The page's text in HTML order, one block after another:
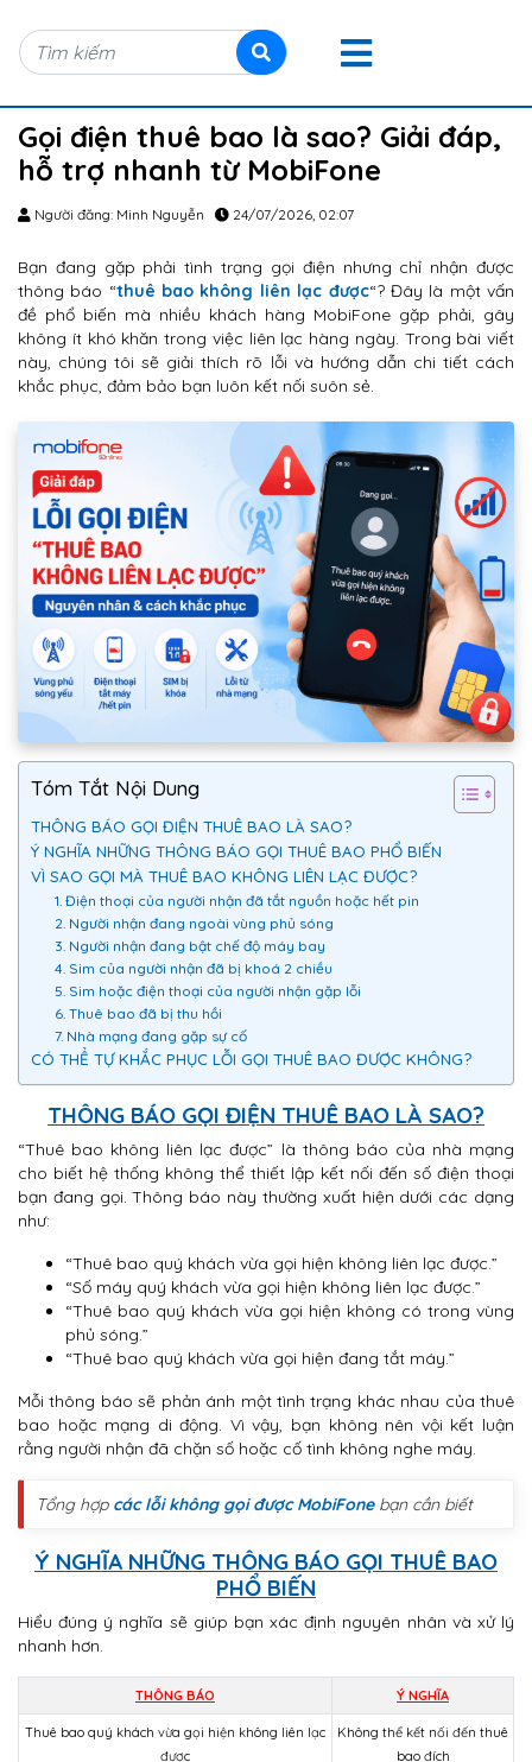
Gọi điện thuê bao là sao? Giải đáp,
hỗ trợ nhanh từ MobiFone
Người đăng: Minh Nguyễn 24/07/2026, 02:07
Bạn đang gặp phải tình trạng gọi điện nhưng chỉ nhận được
thông báo “thuê bao không liên lạc được“? Đây là một vấn
đề phổ biến mà nhiều khách hàng MobiFone gặp phải, gây
không ít khó khăn trong việc liên lạc hàng ngày. Trong bài viết
này, chúng tôi sẽ giải thích rõ lỗi và hướng dẫn chi tiết cách
khắc phục, đảm bảo bạn luôn kết nối suôn sẻ.
Tóm Tắt Nội Dung
THÔNG BÁO GỌI ĐIỆN THUÊ BAO LÀ SAO?
Ý NGHĨA NHỮNG THÔNG BÁO GỌI THUÊ BAO PHỔ BIẾN
VÌ SAO GỌI MÀ THUÊ BAO KHÔNG LIÊN LẠC ĐƯỢC?
1. Điện thoại của người nhận đã tắt nguồn hoặc hết pin
2. Người nhận đang ngoài vùng phủ sóng
3. Người nhận đang bật chế độ máy bay
4. Sim của người nhận đã bị khoá 2 chiều
5. Sim hoặc điện thoại của người nhận gặp lỗi
6. Thuê bao đã bị thu hồi
7. Nhà mạng đang gặp sự cố
CÓ THỂ TỰ KHẮC PHỤC LỖI GỌI THUÊ BAO ĐƯỢC KHÔNG?
THÔNG BÁO GỌI ĐIỆN THUÊ BAO LÀ SAO?
“Thuê bao không liên lạc được” là thông báo của nhà mạng
cho biết hệ thống không thể thiết lập kết nối đến số điện thoại
bạn đang gọi. Thông báo này thường xuất hiện dưới các dạng
như:
“Thuê bao quý khách vừa gọi hiện không liên lạc được.”
“Số máy quý khách vừa gọi hiện không liên lạc được.”
“Thuê bao quý khách vừa gọi hiện không có trong vùng
phủ sóng.”
“Thuê bao quý khách vừa gọi hiện đang tắt máy.”
Mỗi thông báo sẽ phản ánh một tình trạng khác nhau của thuê
bao hoặc mạng di động. Vì vậy, bạn không nên vội kết luận
rằng người nhận đã chặn số hoặc cố tình không nghe máy.
Tổng hợp các lỗi không gọi được MobiFonebạn cần biết
Ý NGHĨA NHỮNG THÔNG BÁO GỌI THUÊ BAO
PHỔ BIẾN
Hiểu đúng ý nghĩa sẽ giúp bạn xác định nguyên nhân và xử lý
nhanh hơn.
THÔNG BÁO Ý NGHĨA
Thuê bao quý khách vừa gọi hiện không liên lạc
được
Không thể kết nối đến thuê
bao đích